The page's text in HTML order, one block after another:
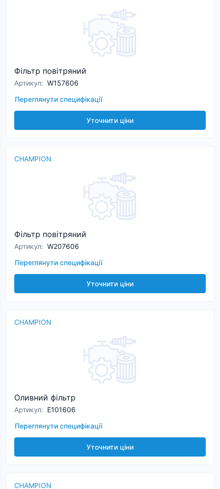
Фільтр повітряний
Артикул: W157606
Переглянути специфікації
Уточнити ціни
CHAMPION
Фільтр повітряний
Артикул: W207606
Переглянути специфікації
Уточнити ціни
CHAMPION
Оливний фільтр
Артикул: E101606
Переглянути специфікації
Уточнити ціни
CHAMPION